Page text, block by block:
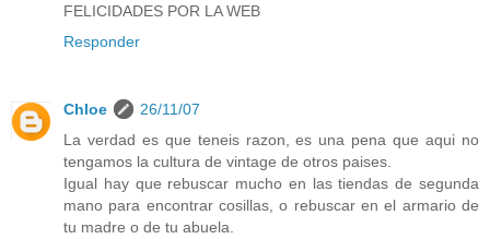
FELICIDADES POR LA WEB
Responder
Chloe
26/11/07
La verdad es que teneis razon, es una pena que aqui no
tengamos la cultura de vintage de otros paises.
Igual hay que rebuscar mucho en las tiendas de segunda
mano para encontrar cosillas, o rebuscar en el armario de
tu madre o de tu abuela.